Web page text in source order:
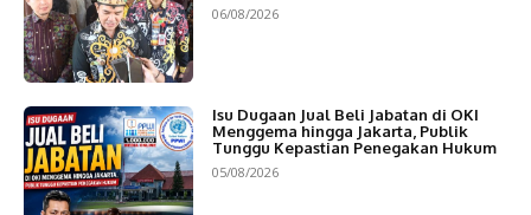
06/08/2026
Isu Dugaan Jual Beli Jabatan di OKI
Menggema hingga Jakarta, Publik
Tunggu Kepastian Penegakan Hukum
05/08/2026